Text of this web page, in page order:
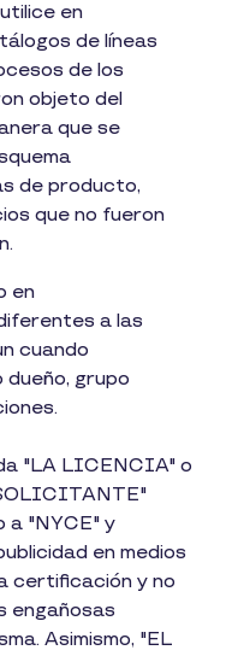
en
de líneas
de los
objeto del
que se
de producto,
que no fueron
en
a las
cuando
dueño, grupo
"LA LICENCIA" o
"NYCE" y
en medios
certificación y no
engañosas
Asimismo, "EL